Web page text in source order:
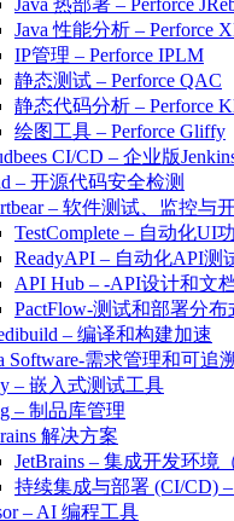
Java 热部署 – Perforce
Java 性能分析 – Perforce
IP管理 – Perforce IPLM
静态测试 – Perforce QAC
静态代码分析 – Perforce
绘图工具 – Perforce Gliffy
CI/CD – 企业版
– 开源代码安全检测
– 软件测试、监控与
TestComplete – 自动化UI
ReadyAPI – 自动化API测
API Hub – -API设计和文
PactFlow-测试和部署分布
– 编译和构建加速
Software-需求管理和可追
– 嵌入式测试工具
– 制品库管理
解决方案
JetBrains – 集成开发环境
持续集成与部署 (CI/CD) –
– AI 编程工具